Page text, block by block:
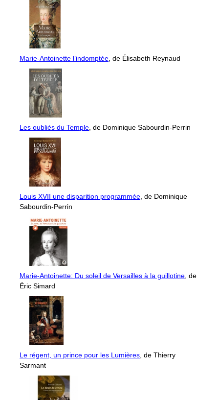
Marie-Antoinette l’indomptée , de Élisabeth Reynaud
Les oubliés du Temple , de Dominique Sabourdin-Perrin
Louis XVII une disparition programmée , de Dominique
Sabourdin-Perrin
Marie-Antoinette: Du soleil de Versailles à la guillotine , de
Éric Simard
Le régent, un prince pour les Lumières , de Thierry
Sarmant